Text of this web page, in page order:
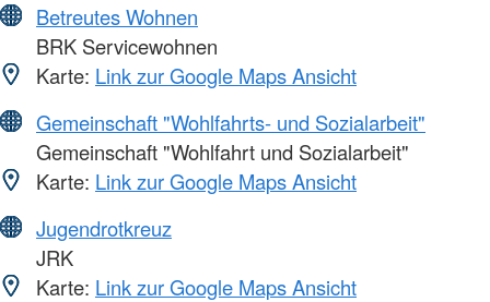
Betreutes Wohnen
BRK Servicewohnen
Karte: Link zur Google Maps Ansicht
Gemeinschaft "Wohlfahrts- und Sozialarbeit"
Gemeinschaft "Wohlfahrt und Sozialarbeit"
Karte: Link zur Google Maps Ansicht
Jugendrotkreuz
JRK
Karte: Link zur Google Maps Ansicht